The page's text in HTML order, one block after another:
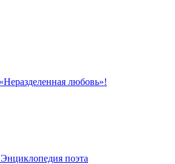
любовь»!
Энциклопедия поэта